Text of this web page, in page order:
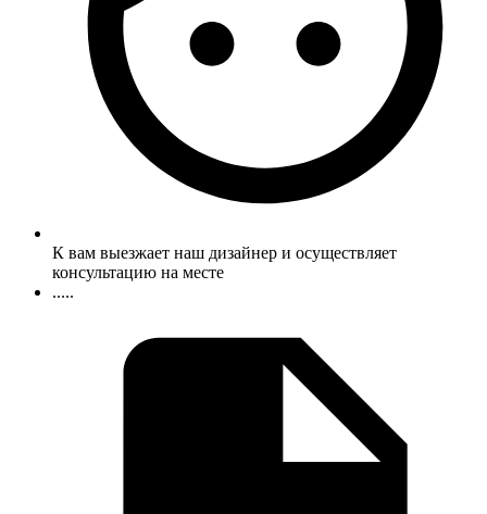
К вам выезжает наш дизайнер и осуществляет
консультацию на месте
.....